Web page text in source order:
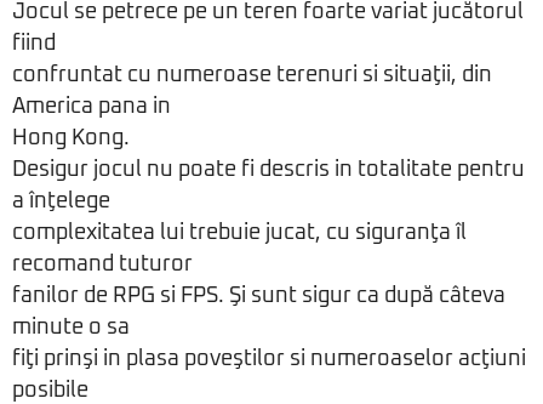
Jocul se petrece pe un teren foarte variat jucătorul
fiind
confruntat cu numeroase terenuri si situaţii, din
America pana in
Hong Kong.
Desigur jocul nu poate fi descris in totalitate pentru
a înţelege
complexitatea lui trebuie jucat, cu siguranţa îl
recomand tuturor
fanilor de RPG si FPS. Şi sunt sigur ca după câteva
minute o sa
fiţi prinşi in plasa poveştilor si numeroaselor acţiuni
posibile